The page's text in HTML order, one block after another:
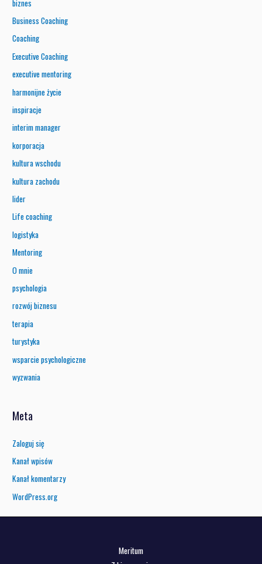
biznes
Business Coaching
Coaching
Executive Coaching
executive mentoring
harmonijne życie
inspiracje
interim manager
korporacja
kultura wschodu
kultura zachodu
lider
Life coaching
logistyka
Mentoring
O mnie
psychologia
rozwój biznesu
terapia
turystyka
wsparcie psychologiczne
wyzwania
Meta
Zaloguj się
Kanał wpisów
Kanał komentarzy
WordPress.org
Meritum